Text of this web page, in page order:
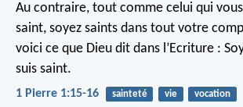
Au contraire, tout comme celui qui
saint, soyez saints dans tout votre
voici ce que Dieu dit dans l’Ecriture :
suis saint.
1 Pierre 1:15-16 sainteté vie vocation